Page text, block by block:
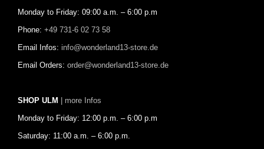
Monday to Friday: 09:00 a.m. – 6:00 p.m
Phone: +49 731-6 02 73 58
Email Infos: info@wonderland13-store.de
Email Orders: order@wonderland13-store.de
SHOP ULM | more Infos
Monday to Friday: 12:00 p.m. – 6:00 p.m
Saturday: 11:00 a.m. – 6:00 p.m.